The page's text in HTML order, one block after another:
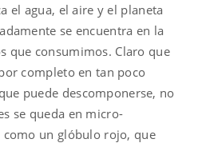
el agua, el aire y el planeta
se encuentra en la
que consumimos. Claro que
completo en tan poco
puede descomponerse, no
se queda en micro-
como un glóbulo rojo, que